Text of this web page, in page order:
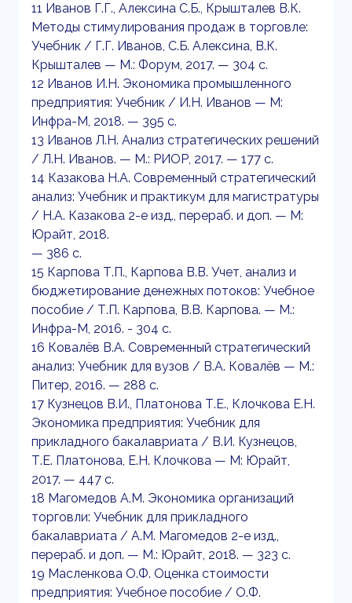
11 Иванов Г.Г., Алексина С.Б., Крышталев В.К.
Методы стимулирования продаж в торговле:
Учебник / Г.Г. Иванов, С.Б. Алексина, В.К.
Крышталев — М.: Форум, 2017. — 304 с.
12 Иванов И.Н. Экономика промышленного
предприятия: Учебник / И.Н. Иванов — М:
Инфра-М, 2018. — 395 с.
13 Иванов Л.Н. Анализ стратегических решений
/ Л.Н. Иванов. — М.: РИОР, 2017. — 177 с.
14 Казакова Н.А. Современный стратегический
анализ: Учебник и практикум для магистратуры
/ Н.А. Казакова 2-е изд., перераб. и доп. — М:
Юрайт, 2018.
— 386 с.
15 Карпова Т.П., Карпова В.В. Учет, анализ и
бюджетирование денежных потоков: Учебное
пособие / Т.П. Карпова, В.В. Карпова. — М.:
Инфра-М, 2016. - 304 с.
16 Ковалёв В.А. Современный стратегический
анализ: Учебник для вузов / В.А. Ковалёв — М.:
Питер, 2016. — 288 с.
17 Кузнецов В.И., Платонова Т.Е., Клочкова Е.Н.
Экономика предприятия: Учебник для
прикладного бакалавриата / В.И. Кузнецов,
Т.Е. Платонова, Е.Н. Клочкова — М: Юрайт,
2017. — 447 с.
18 Магомедов А.М. Экономика организаций
торговли: Учебник для прикладного
бакалавриата / А.М. Магомедов 2-е изд.,
перераб. и доп. — М.: Юрайт, 2018. — 323 с.
19 Масленкова О.Ф. Оценка стоимости
предприятия: Учебное пособие / О.Ф.